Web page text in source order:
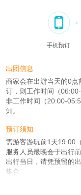
手机预订
出团信息
商家会在出游当天的0
订，则工作时间（
非工作时间（20:00-
知。
预订须知
需游客游玩前1天19:00
服务人员最晚会于出行
出行当日，请凭预留的
集合